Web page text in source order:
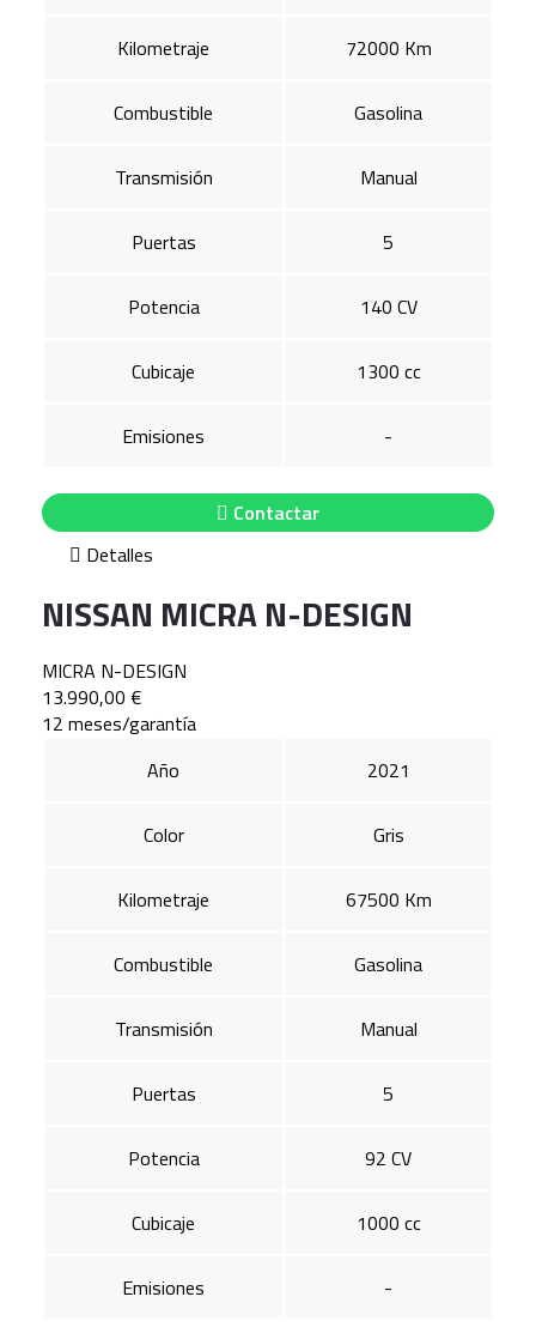
Kilometraje 72000 Km
Combustible Gasolina
Transmisión Manual
Puertas 5
Potencia 140 CV
Cubicaje 1300 cc
Emisiones -
Contactar
Detalles
NISSAN MICRA N-DESIGN
MICRA N-DESIGN
13.990,00 €
12 meses/garantía
Año
2021
Color Gris
Kilometraje 67500 Km
Combustible Gasolina
Transmisión Manual
Puertas 5
Potencia 92 CV
Cubicaje 1000 cc
Emisiones -